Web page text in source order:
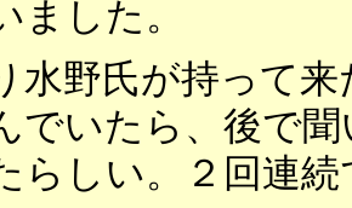
ました。
野氏が持って来
でいたら、後で
らしい。２回連